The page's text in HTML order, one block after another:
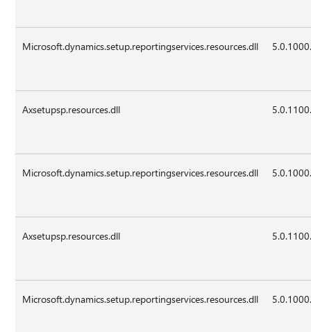
Microsoft.dynamics.setup.reportingservices.resources.dll
Axsetupsp.resources.dll
Microsoft.dynamics.setup.reportingservices.resources.dll
Axsetupsp.resources.dll
Microsoft.dynamics.setup.reportingservices.resources.dll